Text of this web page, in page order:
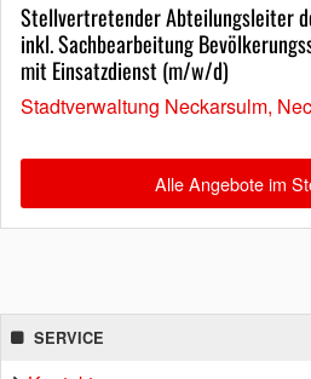
Stellvertretender Abteilungsleiter
inkl. Sachbearbeitung
mit Einsatzdienst (m/w/d)
Stadtverwaltung Neckarsulm,
Alle Angebote im
SERVICE